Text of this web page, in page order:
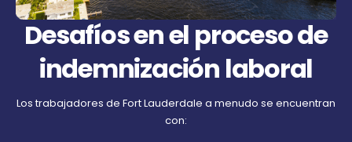
Desafíos en el proceso de
indemnización laboral
Los trabajadores de Fort Lauderdale a menudo se encuentran
con: